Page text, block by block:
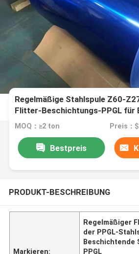
Regelmäßige Stahlspule Z60-
Flitter-Beschichtungs-PPGL für
MOQ：≥2 ton Preis：
Bestpreis
PRODUKT-BESCHREIBUNG
Markieren:
Regelmäßiger
der PPGL-
Beschichtende
PPGL